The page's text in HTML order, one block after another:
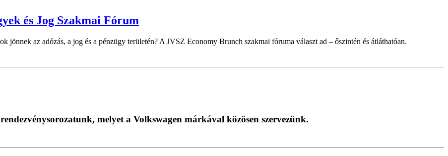
és Jog Szakmai Fórum
jönnek az adózás, a jog és a pénzügy területén? A JVSZ Economy Brunch szakmai fóruma választ ad – őszintén és átláthatóan.
melyet a Volkswagen márkával közösen szervezünk.